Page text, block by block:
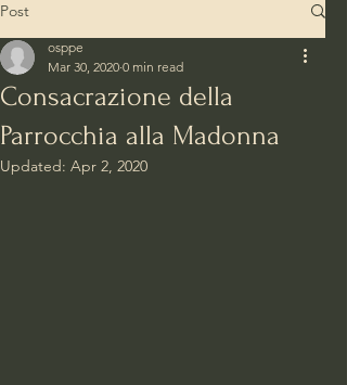
Post
Consacrazione della
Parrocchia alla Madonna
osppe
Mar 30, 2020 0 min read
Updated: Apr 2, 2020